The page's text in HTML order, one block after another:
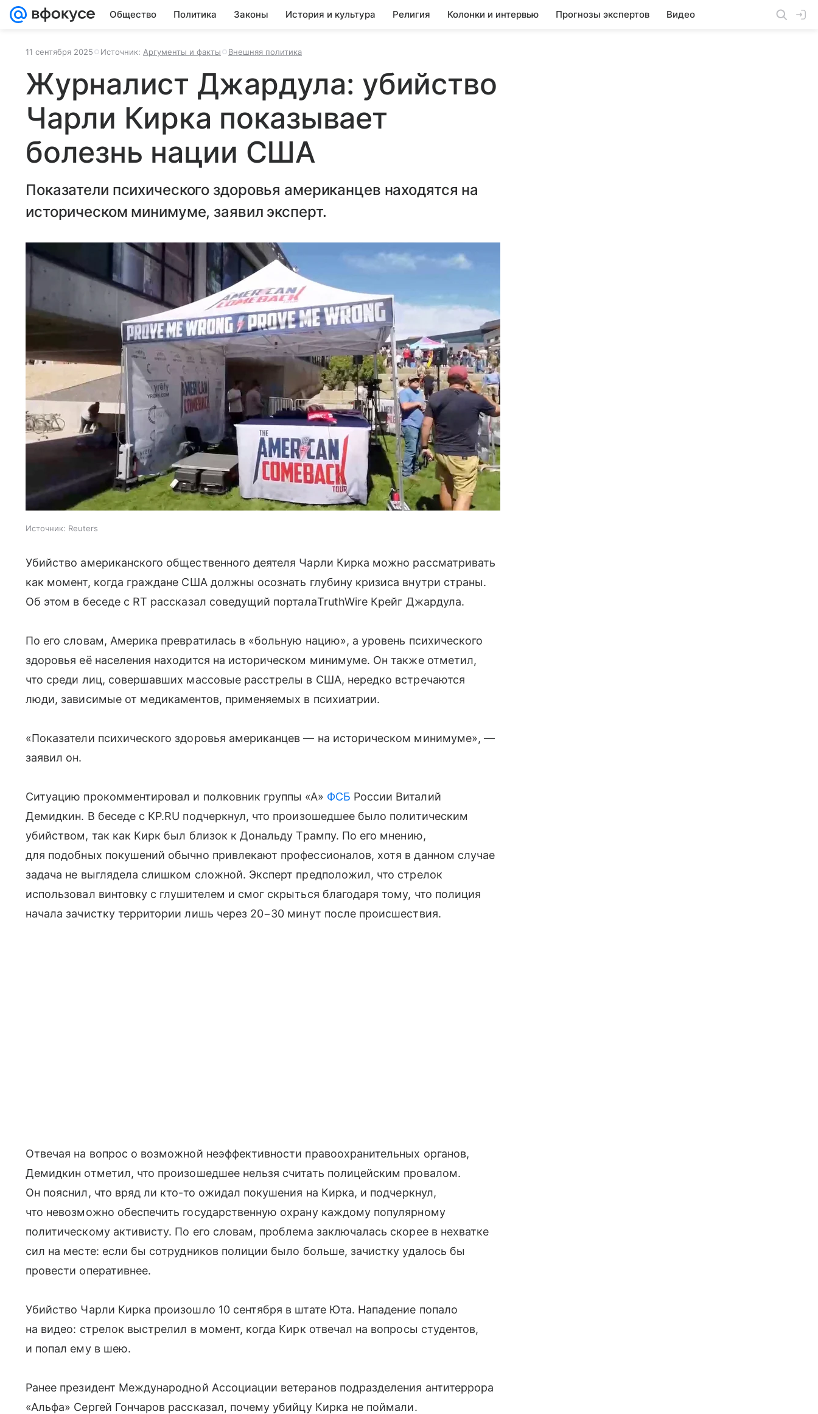
Общество Политика Законы История и культура Религия Колонки и интервью Прогнозы экспертов Видео
11 сентября 2025 Источник: Аргументы и факты Внешняя политика
Журналист Джардула: убийство
Чарли Кирка показывает
болезнь нации США
Показатели психического здоровья американцев находятся на
историческом минимуме, заявил эксперт.
Источник: Reuters
Убийство американского общественного деятеля Чарли Кирка можно рассматривать
как момент, когда граждане США должны осознать глубину кризиса внутри страны.
Об этом в беседе с RT рассказал соведущий порталаTruthWire Крейг Джардула.
По его словам, Америка превратилась в «больную нацию», а уровень психического
здоровья её населения находится на историческом минимуме. Он также отметил,
что среди лиц, совершавших массовые расстрелы в США, нередко встречаются
люди, зависимые от медикаментов, применяемых в психиатрии.
«Показатели психического здоровья американцев — на историческом минимуме», —
заявил он.
Ситуацию прокомментировал и полковник группы «А» ФСБ России Виталий
Демидкин. В беседе с KP.RU подчеркнул, что произошедшее было политическим
убийством, так как Кирк был близок к Дональду Трампу. По его мнению,
для подобных покушений обычно привлекают профессионалов, хотя в данном случае
задача не выглядела слишком сложной. Эксперт предположил, что стрелок
использовал винтовку с глушителем и смог скрыться благодаря тому, что полиция
начала зачистку территории лишь через 20−30 минут после происшествия.
Отвечая на вопрос о возможной неэффективности правоохранительных органов,
Демидкин отметил, что произошедшее нельзя считать полицейским провалом.
Он пояснил, что вряд ли кто-то ожидал покушения на Кирка, и подчеркнул,
что невозможно обеспечить государственную охрану каждому популярному
политическому активисту. По его словам, проблема заключалась скорее в нехватке
сил на месте: если бы сотрудников полиции было больше, зачистку удалось бы
провести оперативнее.
Убийство Чарли Кирка произошло 10 сентября в штате Юта. Нападение попало
на видео: стрелок выстрелил в момент, когда Кирк отвечал на вопросы студентов,
и попал ему в шею.
Ранее президент Международной Ассоциации ветеранов подразделения антитеррора
«Альфа» Сергей Гончаров рассказал, почему убийцу Кирка не поймали.